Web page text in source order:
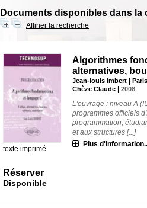
Documents disponibles dans la
Affiner la recherche
texte imprimé
Algorithmes
alternatives,
Jean-louis Imbert |
Chèze Claude |2008
L'ouvrage : niveau A
programmes officiels
programmation,
et aux structures [...]
Plus
Réserver
Disponible